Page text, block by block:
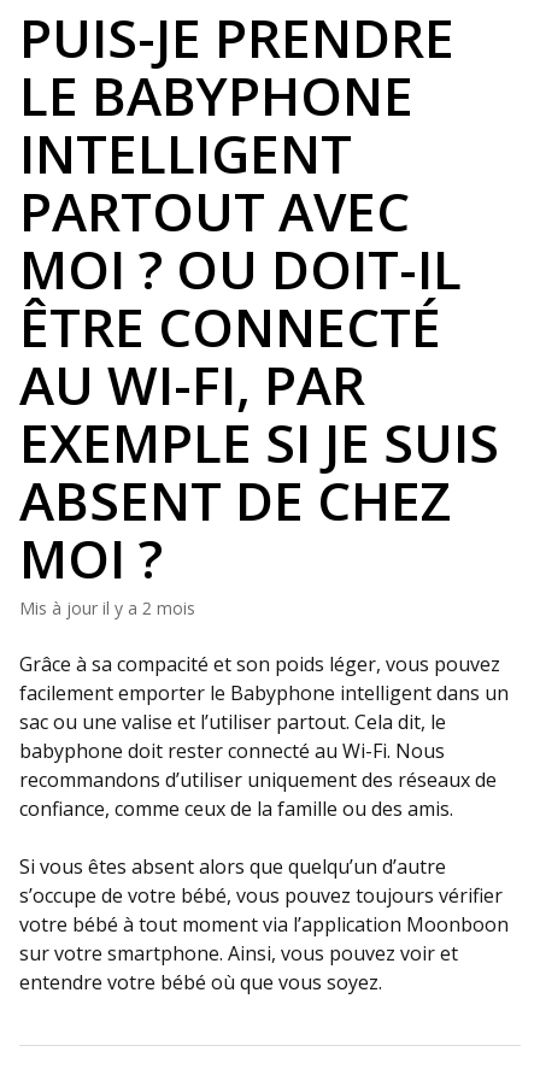
PUIS-JE PRENDRE
LE BABYPHONE
INTELLIGENT
PARTOUT AVEC
MOI ? OU DOIT-IL
ÊTRE CONNECTÉ
AU WI-FI, PAR
EXEMPLE SI JE SUIS
ABSENT DE CHEZ
MOI ?
Mis à jour il y a 2 mois
Grâce à sa compacité et son poids léger, vous pouvez
facilement emporter le Babyphone intelligent dans un
sac ou une valise et l’utiliser partout. Cela dit, le
babyphone doit rester connecté au Wi-Fi. Nous
recommandons d’utiliser uniquement des réseaux de
confiance, comme ceux de la famille ou des amis.
Si vous êtes absent alors que quelqu’un d’autre
s’occupe de votre bébé, vous pouvez toujours vérifier
votre bébé à tout moment via l’application Moonboon
sur votre smartphone. Ainsi, vous pouvez voir et
entendre votre bébé où que vous soyez.